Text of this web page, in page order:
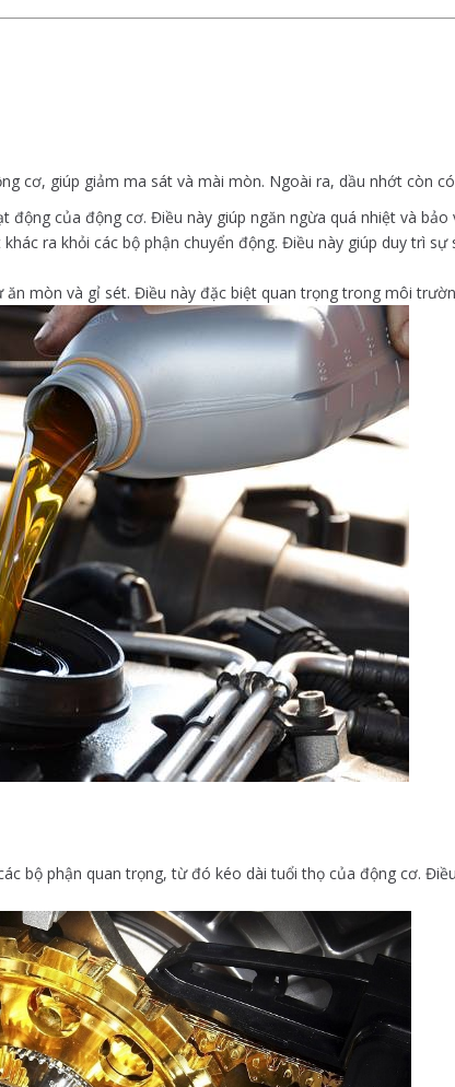
cơ, giúp giảm ma sát và mài mòn. Ngoài ra, dầu nhớt còn
của động cơ. Điều này giúp ngăn ngừa quá nhiệt và bảo
ra khỏi các bộ phận chuyển động. Điều này giúp duy trì
mòn và gỉ sét. Điều này đặc biệt quan trọng trong môi
bộ phận quan trọng, từ đó kéo dài tuổi thọ của động cơ.